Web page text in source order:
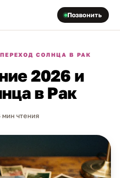
Позвонить
СОЛНЦА В РАК
2026 и
в Рак
мин чтения